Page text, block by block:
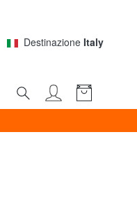
Destinazione Italy